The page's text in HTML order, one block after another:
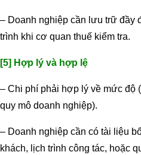
– Doanh nghiệp cần lưu trữ đầy
trình khi cơ quan thuế kiểm tra.
[5] Hợp lý và hợp lệ
– Chi phí phải hợp lý về mức độ
quy mô doanh nghiệp).
– Doanh nghiệp cần có tài liệu
khách, lịch trình công tác, hoặc